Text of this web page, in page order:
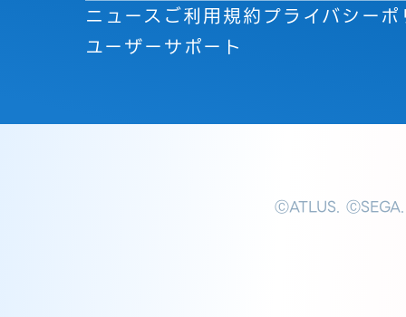
ニュースご利用規約プライバシー
ユーザーサポート
ⒸATLUS. ⒸSEGA.